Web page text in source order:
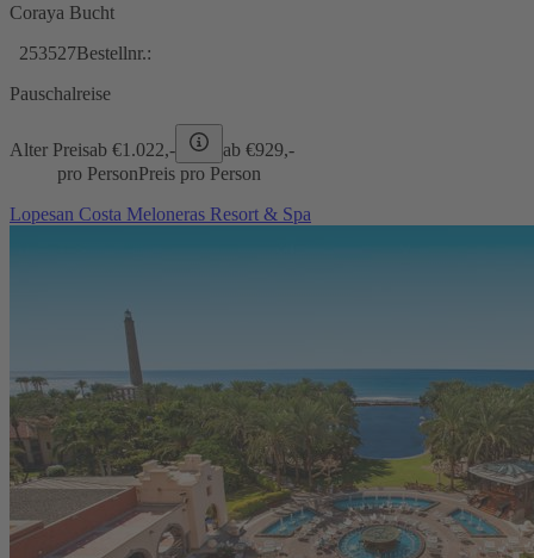
Coraya Bucht
253527Bestellnr.:
Pauschalreise
Alter Preisab €1.022,- ab €929,-
pro PersonPreis pro Person
Lopesan Costa Meloneras Resort & Spa